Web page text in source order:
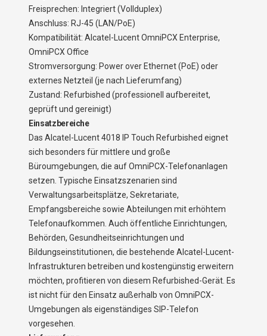
Freisprechen: Integriert (Vollduplex)
Anschluss: RJ-45 (LAN/PoE)
Kompatibilität: Alcatel-Lucent OmniPCX Enterprise,
OmniPCX Office
Stromversorgung: Power over Ethernet (PoE) oder
externes Netzteil (je nach Lieferumfang)
Zustand: Refurbished (professionell aufbereitet,
geprüft und gereinigt)
Einsatzbereiche
Das Alcatel-Lucent 4018 IP Touch Refurbished eignet
sich besonders für mittlere und große
Büroumgebungen, die auf OmniPCX-Telefonanlagen
setzen. Typische Einsatzszenarien sind
Verwaltungsarbeitsplätze, Sekretariate,
Empfangsbereiche sowie Abteilungen mit erhöhtem
Telefonaufkommen. Auch öffentliche Einrichtungen,
Behörden, Gesundheitseinrichtungen und
Bildungseinstitutionen, die bestehende Alcatel-Lucent-
Infrastrukturen betreiben und kostengünstig erweitern
möchten, profitieren von diesem Refurbished-Gerät. Es
ist nicht für den Einsatz außerhalb von OmniPCX-
Umgebungen als eigenständiges SIP-Telefon
vorgesehen.